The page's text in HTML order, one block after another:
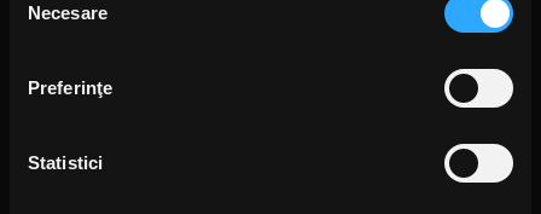
Să colectăm informațiile cu privire la locația dvs.
Să vă identificăm dispozitivul scanândul-l în mod
activ după caracteristici specifice (amprentare)
dvs. personale și configurați-vă preferințele la
secțiunea
consimțământului
Necesare
Preferinţe
Statistici
Underground for the Masses III:
Cele mai întunecate ramuri ale